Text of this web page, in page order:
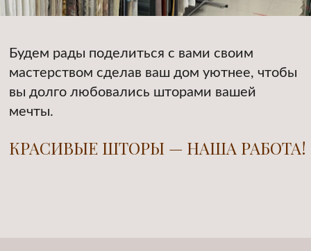
НАШИ УСЛУГИ